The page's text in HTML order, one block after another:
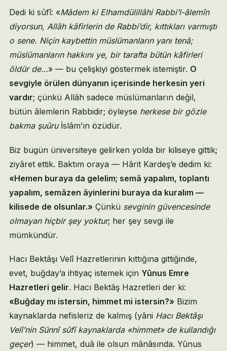
Dedi ki sûfî: «Mâdem ki Elhamdülillâhi Rabbi’l-âlemîn
diyorsun, Allâh kâfirlerin de Rabbi’dir, kıttıkları varmıştı
o sene. Niçin kaybettin müslümanların yanı tenâ;
müslümanların hakkını ye, bir tarafta bütün kâfirleri
öldür de…» — bu çelişkiyi göstermek istemiştir. O
sevgiyle örülen dünyanın içerisinde herkesin yeri
vardır; çünkü Allâh sadece müslümanların değil,
bütün âlemlerin Rabbidir; öyleyse herkese bir gözle
bakma şuûruİslâm’ın özüdür.
Biz bugün üniversiteye gelirken yolda bir kiliseye gittik;
ziyâret ettik. Baktım oraya — Hârit Kardeş’e dedim ki:
«Hemen buraya da gelelim; semâ yapalım, toplantı
yapalım, semâzen âyinlerini buraya da kuralım —
kilisede de olsunlar.» Çünkü sevginin güvencesinde
olmayan hiçbir şey yoktur; her şey sevgi ile
mümkündür.
Hacı Bektâşı Velî Hazretlerinin kıttığına gittiğinde,
evet, buğday’a ihtiyaç istemek için Yûnus Emre
Hazretleri gelir. Hacı Bektâş Hazretleri der ki:
«Buğday mı istersin, himmet mi istersin?» Bizim
kaynaklarda nefisleriz de kalmış (yâni Hacı Bektâşı
Velî’nin Sünnî sûfî kaynaklarda «himmet» de kullandığı
geçer) — himmet, duâ ile olsun mânâsında. Yûnus